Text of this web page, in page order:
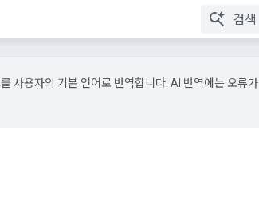
사용자의 기본 언어로 번역합니다. AI 번역에는 오류가